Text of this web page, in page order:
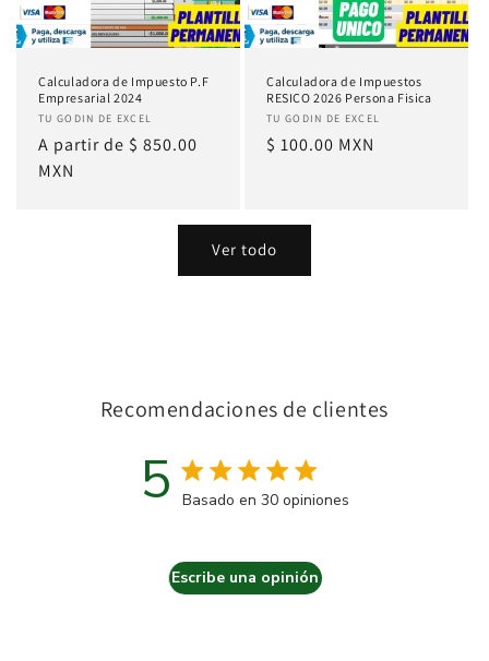
Calculadora de Impuesto P.F
Empresarial 2024
Proveedor:
TU GODIN DE EXCEL
Precio
habitual
A partir de $ 850.00
MXN
Calculadora de Impuestos
RESICO 2026 Persona Fisica
Proveedor:
TU GODIN DE EXCEL
Precio
$ 100.00 MXN
Ver todo
Recomendaciones de clientes
5 Calificación de 5 estrellas
Basado en 30 opiniones
Escribe una opinión